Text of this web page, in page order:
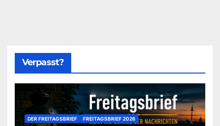
Verpasst?
DER FREITAGSBRIEF FREITAGSBRIEF 2026